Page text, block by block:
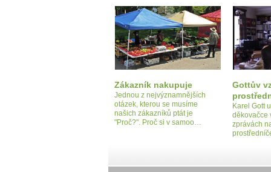
Zákazník nakupuje
Jednou z nejvýznamnějších
otázek, kterou se musíme
našich zákazníků ptát je
"Proč?". Proč si v samoo…
Gottův
Karel Gott
děkovačce
zprávách